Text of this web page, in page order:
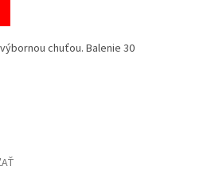
chuťou. Balenie 30